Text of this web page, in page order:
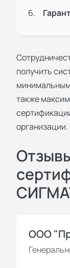
получить
также
организации.
ООО